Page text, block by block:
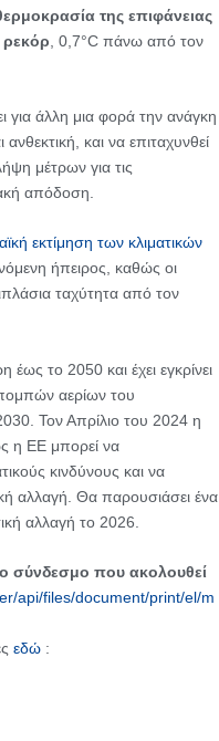
της επιφάνειας
, 0,7°C πάνω από τον
για άλλη μια φορά την ανάγκη
και να επιταχυνθεί
μέτρων για τις
απόδοση.
εκτίμηση των κλιματικών
ήπειρος, καθώς οι
ταχύτητα από τον
έως το 2050 και έχει εγκρίνει
αερίων του
Τον Απρίλιο του 2024 η
η ΕΕ μπορεί να
κινδύνους και να
αλλαγή. Θα παρουσιάσει ένα
αλλαγή το 2026.
σύνδεσμο που ακολουθεί
api/files/document/print/el/m
εδώ: